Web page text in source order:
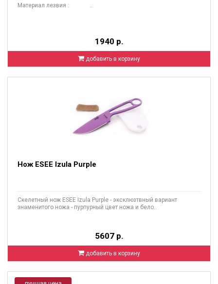
Материал лезвия : ..
1940 р.
добавить в корзину
Нож ESEE Izula Purple
Скелетный нож ESEE Izula Purple - эксклюзтвный вариант
знаменитого ножа - пурпурный цвет ножа и бело..
5607 р.
добавить в корзину